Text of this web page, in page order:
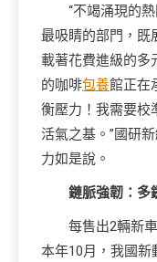
“不竭涌現的
最吸睛的部門，既
載著花費進級的多
的咖啡包養館正在
衡壓力！我需要校
活氣之基。”國研
力如是說。
鏈脈強韌：多
每售出2輛新
本年10月，我國新